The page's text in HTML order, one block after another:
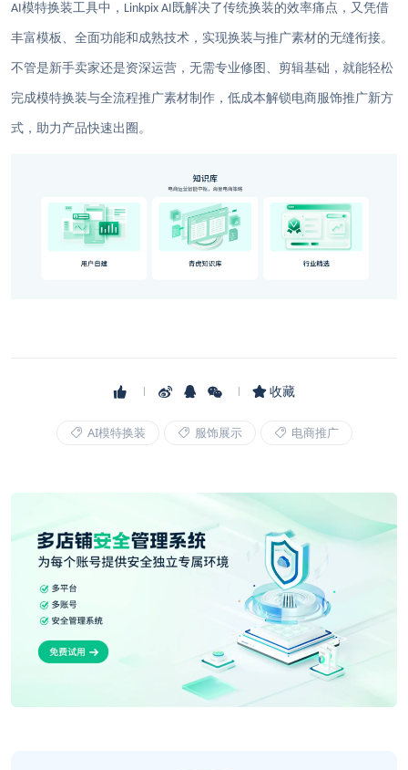
AI模特换装工具中， Linkpix AI 既解决了传统换装的效率痛点，又凭借
丰富模板、全面功能和成熟技术，实现换装与推广素材的无缝衔接。
不管是新手卖家还是资深运营，无需专业修图、剪辑基础，就能轻松
完成模特换装与全流程推广素材制作，低成本解锁电商服饰推广新方
式，助力产品快速出圈。
收藏
AI模特换装 服饰展示 电商推广